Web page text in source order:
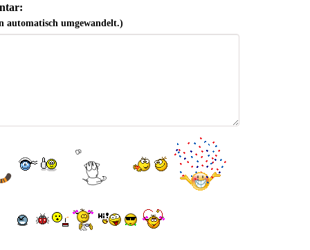
automatisch umgewandelt.)